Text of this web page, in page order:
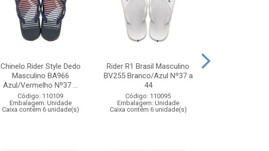
Chinelo Rider Style Dedo
Masculino BA966
Azul/Vermelho Nº37 ...
Código: 110109
Embalagem: Unidade
Caixa contém 6 unidade(s)
Rider R1 Brasil Masculino
BV255 Branco/Azul Nº37 a
44
Código: 110095
Embalagem: Unidade
Caixa contém 6 unidade(s)